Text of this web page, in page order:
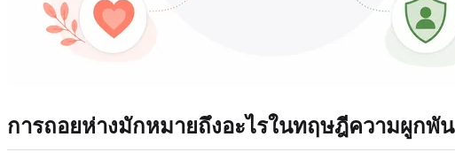
การถอยห่างมักหมายถึงอะไรในทฤษฎีความผูกพัน